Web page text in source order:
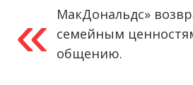
«
МакДональдс»
семейным
общению.